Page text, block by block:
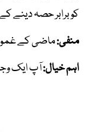
کو برابر حصہ دینے کے
منفی:ماضی کے
اہم خیال:آپ ایک